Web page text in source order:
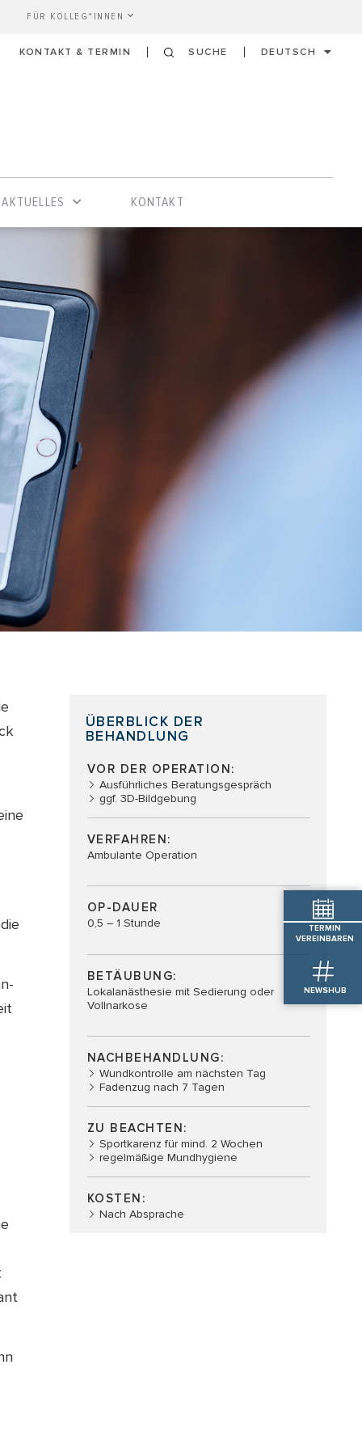
FÜR KOLLEG*INNEN
TERMIN
VEREINBAREN
NEWSHUB
KONTAKT & TERMIN SUCHE DEUTSCH
AKTUELLES KONTAKT
ÜBERBLICK DER
BEHANDLUNG
VOR DER OPERATION:
Ausführliches Beratungsgespräch
ggf. 3D-Bildgebung
VERFAHREN:
Ambulante Operation
OP-DAUER
0,5 – 1 Stunde
BETÄUBUNG:
Lokalanästhesie mit Sedierung oder
Vollnarkose
NACHBEHANDLUNG:
Wundkontrolle am nächsten Tag
Fadenzug nach 7 Tagen
ZU BEACHTEN:
Sportkarenz für mind. 2 Wochen
regelmäßige Mundhygiene
KOSTEN:
Nach Absprache